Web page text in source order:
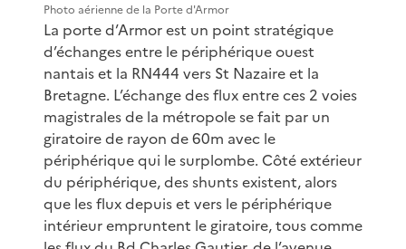
Photo aérienne de la Porte d'Armor
La porte d’Armor est un point stratégique
d’échanges entre le périphérique ouest
nantais et la RN444 vers St Nazaire et la
Bretagne. L’échange des flux entre ces 2 voies
magistrales de la métropole se fait par un
giratoire de rayon de 60m avec le
périphérique qui le surplombe. Côté extérieur
du périphérique, des shunts existent, alors
que les flux depuis et vers le périphérique
intérieur empruntent le giratoire, tous comme